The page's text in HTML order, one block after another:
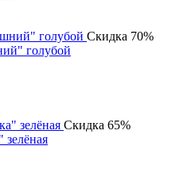
Скидка 70%
голубой
Скидка 65%
зелёная